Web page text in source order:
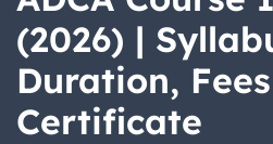
(2026) |
Duration,
Certificate